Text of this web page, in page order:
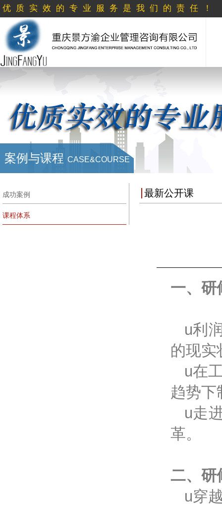
优质实效的专业服务是我们的责任！
案例与课程 CASE&COURSE
成功案例
课程体系
最新公开课
一、研
u利
的现实
u在
趋势下
u走
革。
二、研
u穿